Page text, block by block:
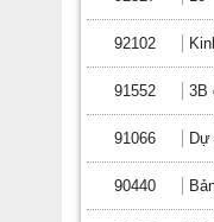
92102
91552 3B
91066
90440